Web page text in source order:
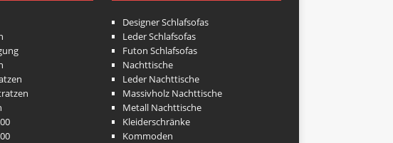
Designer Schlafsofas
Leder Schlafsofas
Futon Schlafsofas
Nachttische
Leder Nachttische
Massivholz Nachttische
Metall Nachttische
Kleiderschränke
Kommoden